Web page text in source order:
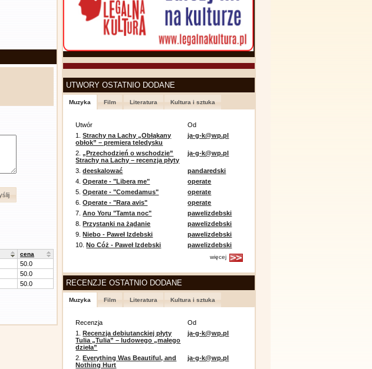
cena
50.0
50.0
50.0
UTWORY OSTATNIO DODANE
Muzyka Film Literatura Kultura i sztuka
Utwór
Od
1.Strachy na Lachy „Obłąkany
obłok” – premiera teledysku
ja-g-k@wp.pl
2.„Przechodzień o wschodzie”
Strachy na Lachy – recenzja płyty
ja-g-k@wp.pl
3.deeskalować
pandaredski
4.Operate - "Libera me"
operate
5.Operate - "Comedamus"
operate
6.Operate - "Rara avis"
operate
7.Ano Yoru "Tamta noc"
pawelizdebski
8.Przystanki na żądanie
pawelizdebski
9.Niebo - Paweł Izdebski
pawelizdebski
10.No Cóż - Paweł Izdebski pawelizdebski
więcej
RECENZJE OSTATNIO DODANE
Muzyka Film Literatura Kultura i sztuka
Recenzja
Od
1.Recenzja debiutanckiej płyty
Tulia „Tulia” – ludowego „małego
dzieła”
ja-g-k@wp.pl
2.Everything Was Beautiful, and
Nothing Hurt
ja-g-k@wp.pl